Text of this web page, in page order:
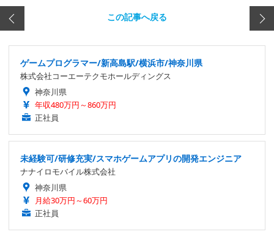
この記事へ戻る
ゲームプログラマー/新高島駅/横浜市/神奈川県
株式会社コーエーテクモホールディングス
神奈川県
年収480万円～860万円
正社員
未経験可/研修充実/スマホゲームアプリの開発エンジニア
ナナイロモバイル株式会社
神奈川県
月給30万円～60万円
正社員